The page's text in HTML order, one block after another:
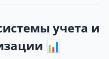
учета и
📊